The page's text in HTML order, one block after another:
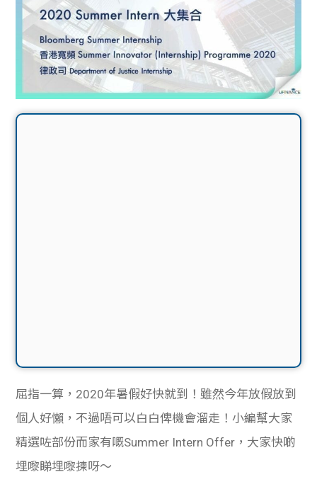
屈指一算，2020年暑假好快就到！雖然今年放假放到
個人好懶，不過唔可以白白俾機會溜走！小編幫大家
精選咗部份而家有嘅Summer Intern Offer，大家快啲
埋嚟睇埋嚟揀呀～